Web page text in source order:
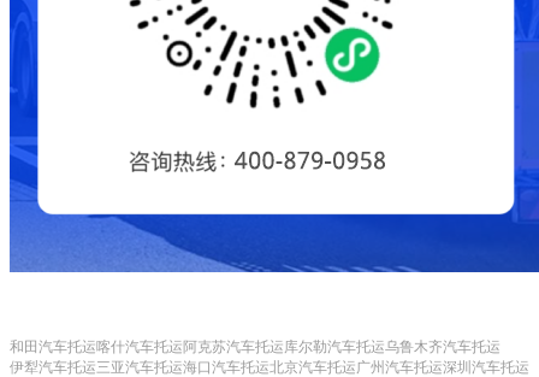
和田汽车托运喀什汽车托运阿克苏汽车托运库尔勒汽车托运乌鲁木齐汽车托运
伊犁汽车托运三亚汽车托运海口汽车托运北京汽车托运广州汽车托运深圳汽车托运